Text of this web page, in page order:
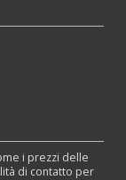
i prezzi delle
di contatto per